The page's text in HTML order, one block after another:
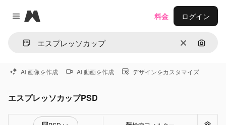
Close menu
Magnific
消去 画像で
料金 ログイン
AI 画像を作成 AI 動画を作成 デザインをカスタマイズ
エスプレッソカップPSD